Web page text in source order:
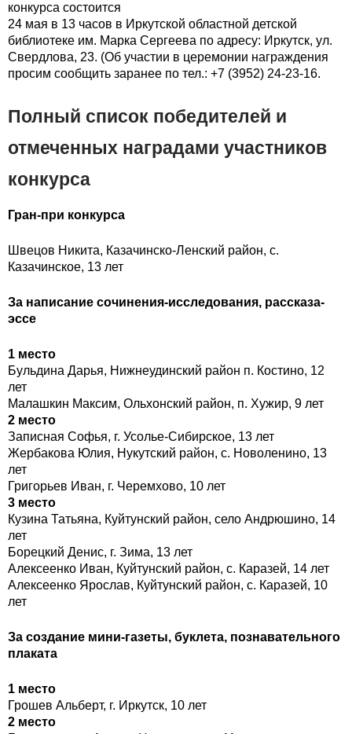
конкурса состоится
24 мая в 13 часов в Иркутской областной детской
библиотеке им. Марка Сергеева по адресу: Иркутск, ул.
Свердлова, 23. (Об участии в церемонии награждения
просим сообщить заранее по тел.: +7 (3952) 24-23-16.
Полный список победителей и
отмеченных наградами участников
конкурса
Гран-при конкурса
Швецов Никита, Казачинско-Ленский район, с.
Казачинское, 13 лет
За написание сочинения-исследования, рассказа-
эссе
1 место
Бульдина Дарья, Нижнеудинский район п. Костино, 12
лет
Малашкин Максим, Ольхонский район, п. Хужир, 9 лет
2 место
Записная Софья, г. Усолье-Сибирское, 13 лет
Жербакова Юлия, Нукутский район, с. Новоленино, 13
лет
Григорьев Иван, г. Черемхово, 10 лет
3 место
Кузина Татьяна, Куйтунский район, село Андрюшино, 14
лет
Борецкий Денис, г. Зима, 13 лет
Алексеенко Иван, Куйтунский район, с. Каразей, 14 лет
Алексеенко Ярослав, Куйтунский район, с. Каразей, 10
лет
За создание мини-газеты, буклета, познавательного
плаката
1 место
Грошев Альберт, г. Иркутск, 10 лет
2 место